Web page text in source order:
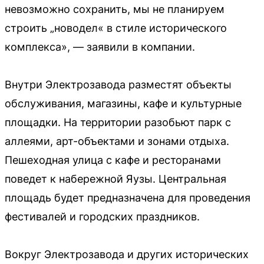
невозможно сохранить, мы не планируем
строить „новодел« в стиле исторического
комплекса», — заявили в компании.
Внутри Электрозавода разместят объекты
обслуживания, магазины, кафе и культурные
площадки. На территории разобьют парк с
аллеями, арт-объектами и зонами отдыха.
Пешеходная улица с кафе и ресторанами
поведет к набережной Яузы. Центральная
площадь будет предназначена для проведения
фестивалей и городских праздников.
Вокруг Электрозавода и других исторических